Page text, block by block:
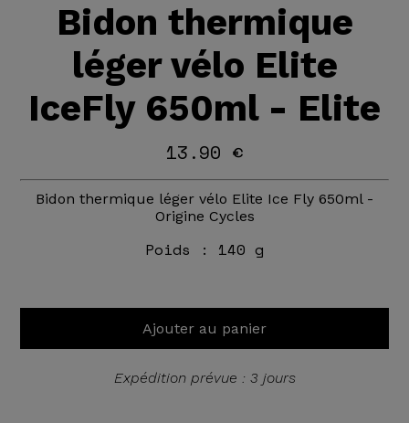
Bidon thermique
léger vélo Elite
IceFly 650ml - Elite
13.90 €
Bidon thermique léger vélo Elite Ice Fly 650ml -
Origine Cycles
Poids : 140 g
Ajouter au panier
Expédition prévue : 3 jours